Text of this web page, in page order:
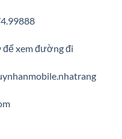
để xem đường đi